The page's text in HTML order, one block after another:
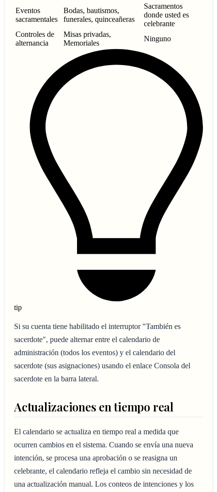
Eventos
sacramentales
Bodas, bautismos,
funerales, quinceañeras
Sacramentos
donde usted es
celebrante
Controles de
alternancia
Misas privadas,
Memoriales
Ninguno
tip
Si su cuenta tiene habilitado el interruptor "También es
sacerdote", puede alternar entre el calendario de
administración (todos los eventos) y el calendario del
sacerdote (sus asignaciones) usando el enlace Consola del
sacerdote en la barra lateral.
Actualizaciones en tiempo real
El calendario se actualiza en tiempo real a medida que
ocurren cambios en el sistema. Cuando se envía una nueva
intención, se procesa una aprobación o se reasigna un
celebrante, el calendario refleja el cambio sin necesidad de
una actualización manual. Los conteos de intenciones y los